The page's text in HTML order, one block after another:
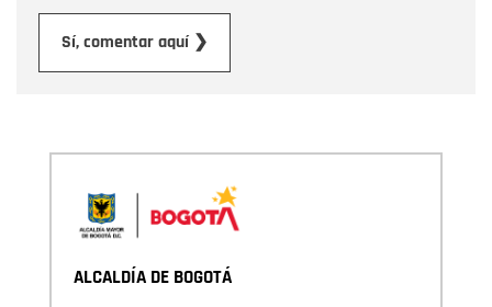
Sí, comentar aquí ❯
ALCALDÍA DE BOGOTÁ